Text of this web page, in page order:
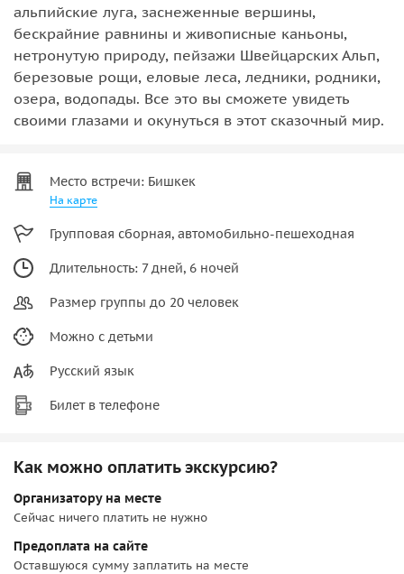
альпийские луга, заснеженные вершины,
бескрайние равнины и живописные каньоны,
нетронутую природу, пейзажи Швейцарских Альп,
березовые рощи, еловые леса, ледники, родники,
озера, водопады. Все это вы сможете увидеть
своими глазами и окунуться в этот сказочный мир.
Место встречи: Бишкек
На карте
Групповая сборная, автомобильно-пешеходная
Длительность: 7 дней, 6 ночей
Размер группы до 20 человек
Можно с детьми
Русский язык
Билет в телефоне
Как можно оплатить экскурсию?
Организатору на месте
Сейчас ничего платить не нужно
Предоплата на сайте
Оставшуюся сумму заплатить на месте